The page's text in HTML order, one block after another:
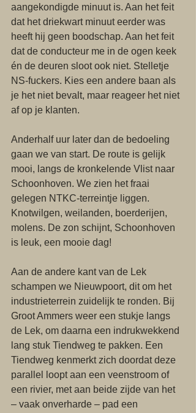
aangekondigde minuut is. Aan het feit
dat het driekwart minuut eerder was
heeft hij geen boodschap. Aan het feit
dat de conducteur me in de ogen keek
én de deuren sloot ook niet. Stelletje
NS-fuckers. Kies een andere baan als
je het niet bevalt, maar reageer het niet
af op je klanten.
Anderhalf uur later dan de bedoeling
gaan we van start. De route is gelijk
mooi, langs de kronkelende Vlist naar
Schoonhoven. We zien het fraai
gelegen NTKC-terreintje liggen.
Knotwilgen, weilanden, boerderijen,
molens. De zon schijnt, Schoonhoven
is leuk, een mooie dag!
Aan de andere kant van de Lek
schampen we Nieuwpoort, dit om het
industrieterrein zuidelijk te ronden. Bij
Groot Ammers weer een stukje langs
de Lek, om daarna een indrukwekkend
lang stuk Tiendweg te pakken. Een
Tiendweg kenmerkt zich doordat deze
parallel loopt aan een veenstroom of
een rivier, met aan beide zijde van het
– vaak onverharde – pad een